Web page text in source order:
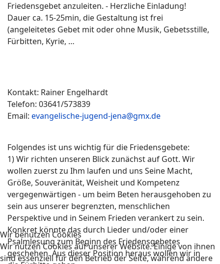
Friedensgebet anzuleiten. - Herzliche Einladung!
Dauer ca. 15-25min, die Gestaltung ist frei
(angeleitetes Gebet mit oder ohne Musik, Gebetsstille,
Fürbitten, Kyrie, …
Kontakt: Rainer Engelhardt
Telefon: 03641/573839
Email: evangelische-jugend-jena@gmx.de
Folgendes ist uns wichtig für die Friedensgebete:
1) Wir richten unseren Blick zunächst auf Gott. Wir
wollen zuerst zu Ihm laufen und uns Seine Macht,
Größe, Souveränität, Weisheit und Kompetenz
vergegenwärtigen - um beim Beten herausgehoben zu
sein aus unserer begrenzten, menschlichen
Perspektive und in Seinem Frieden verankert zu sein.
Konkret könnte das durch Lieder und/oder einer
Psalmlesung zum Beginn des Friedensgebetes
geschehen. Aus dieser Position heraus wollen wir in
Wir benutzen Cookies
Wir nutzen Cookies auf unserer Website. Einige von ihnen
sind essenziell für den Betrieb der Seite, während andere